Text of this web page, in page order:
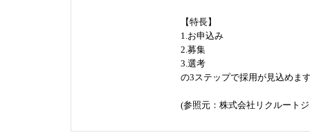
【特長】
1.お申込み
2.募集
3.選考
の3ステップで採用が見込めます
(参照元：株式会社リクルート